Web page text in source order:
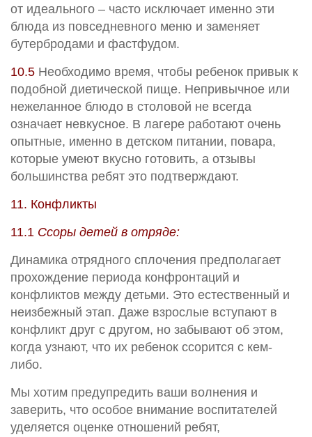
от идеального – часто исключает именно эти
блюда из повседневного меню и заменяет
бутербродами и фастфудом.
10.5 Необходимо время, чтобы ребенок привык к
подобной диетической пище. Непривычное или
нежеланное блюдо в столовой не всегда
означает невкусное. В лагере работают очень
опытные, именно в детском питании, повара,
которые умеют вкусно готовить, а отзывы
большинства ребят это подтверждают.
11. Конфликты
11.1 Ссоры детей в отряде:
Динамика отрядного сплочения предполагает
прохождение периода конфронтаций и
конфликтов между детьми. Это естественный и
неизбежный этап. Даже взрослые вступают в
конфликт друг с другом, но забывают об этом,
когда узнают, что их ребенок ссорится с кем-
либо.
Мы хотим предупредить ваши волнения и
заверить, что особое внимание воспитателей
уделяется оценке отношений ребят,